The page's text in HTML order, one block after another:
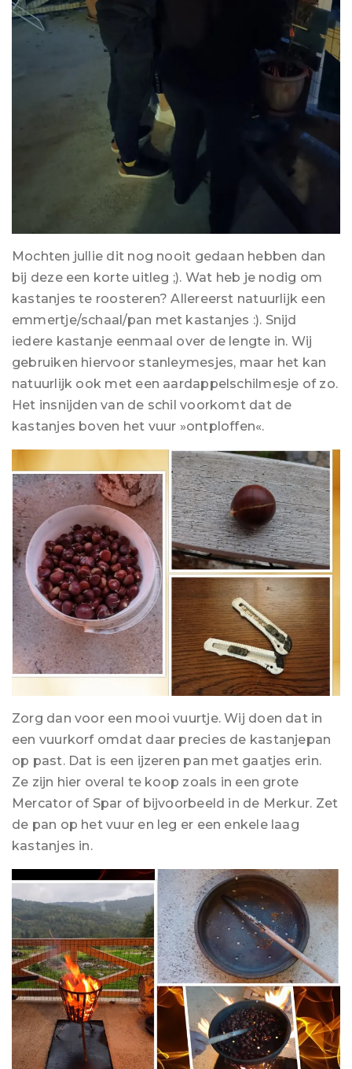
Mochten jullie dit nog nooit gedaan hebben dan
bij deze een korte uitleg ;). Wat heb je nodig om
kastanjes te roosteren? Allereerst natuurlijk een
emmertje/schaal/pan met kastanjes :). Snijd
iedere kastanje eenmaal over de lengte in. Wij
gebruiken hiervoor stanleymesjes, maar het kan
natuurlijk ook met een aardappelschilmesje of zo.
Het insnijden van de schil voorkomt dat de
kastanjes boven het vuur »ontploffen«.
Zorg dan voor een mooi vuurtje. Wij doen dat in
een vuurkorf omdat daar precies de kastanjepan
op past. Dat is een ijzeren pan met gaatjes erin.
Ze zijn hier overal te koop zoals in een grote
Mercator of Spar of bijvoorbeeld in de Merkur. Zet
de pan op het vuur en leg er een enkele laag
kastanjes in.